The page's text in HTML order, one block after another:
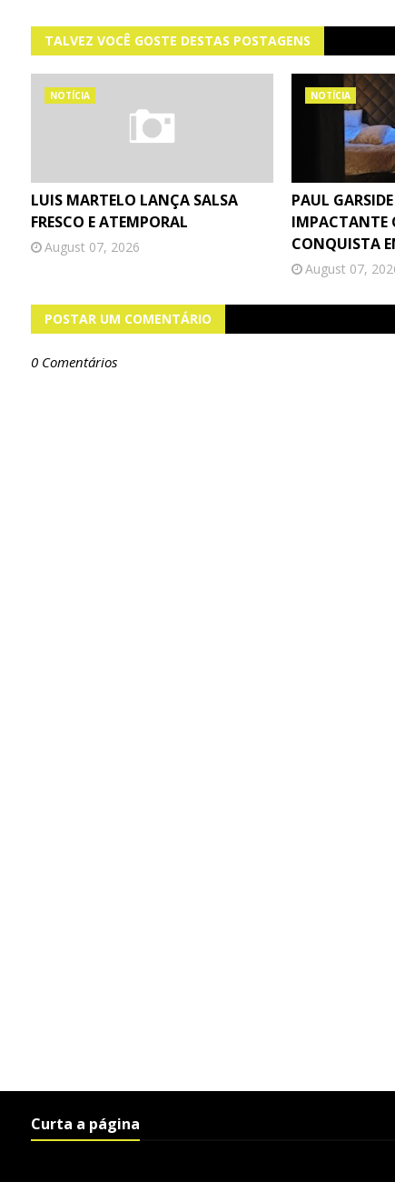
TALVEZ VOCÊ GOSTE DESTAS POSTAGENS
NOTÍCIA
LUIS MARTELO LANÇA SALSA
FRESCO E ATEMPORAL
August 07, 2026
NOTÍCIA
PAUL
IMPACTANTE
CONQUISTA
August 07,
POSTAR UM COMENTÁRIO
0 Comentários
Curta a página